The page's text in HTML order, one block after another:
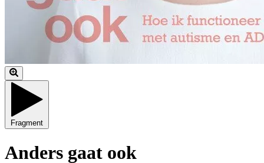
Fragment
Anders gaat ook